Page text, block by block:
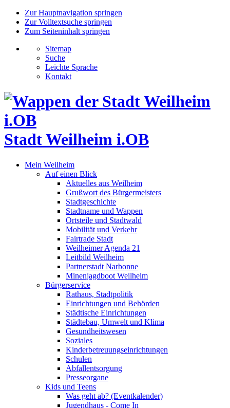
Zur Hauptnavigation springen
Zur Volltextsuche springen
Zum Seiteninhalt springen
Sitemap
Suche
Leichte Sprache
Kontakt
Stadt Weilheim i.OB
Mein Weilheim
Auf einen Blick
Aktuelles aus Weilheim
Grußwort des Bürgermeisters
Stadtgeschichte
Stadtname und Wappen
Ortsteile und Stadtwald
Mobilität und Verkehr
Fairtrade Stadt
Weilheimer Agenda 21
Leitbild Weilheim
Partnerstadt Narbonne
Minenjagdboot Weilheim
Bürgerservice
Rathaus, Stadtpolitik
Einrichtungen und Behörden
Städtische Einrichtungen
Städtebau, Umwelt und Klima
Gesundheitswesen
Soziales
Kinderbetreuungseinrichtungen
Schulen
Abfallentsorgung
Presseorgane
Kids und Teens
Was geht ab? (Eventkalender)
Jugendhaus - Come In